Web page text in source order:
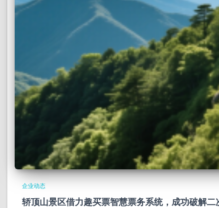
企业动态
轿顶山景区借力趣买票智慧票务系统，成功破解